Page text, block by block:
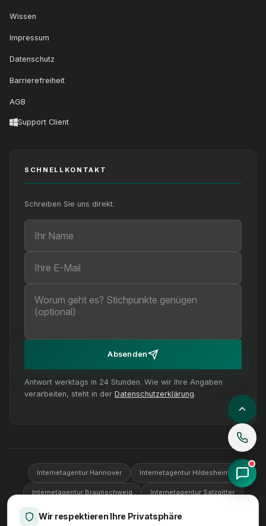
Wissen
Impressum
Datenschutz
Barrierefreiheit
AGB
Support Client
SCHNELLKONTAKT
Schreiben Sie uns direkt.
Ihr Name
Ihre E-Mail
Ihre Nachricht (optional)
Absenden
Antwort werktags in 24 Stunden. Wie wir Ihre Angaben
verarbeiten, steht in der Datenschutzerklärung.
Internetagentur Hannover Internetagentur Hildesheim
Internetagentur Braunschweig Internetagentur Salzgitter
Internetagentur Wolfsburg Internetagentur Göttingen
Wir respektieren Ihre Privatsphäre